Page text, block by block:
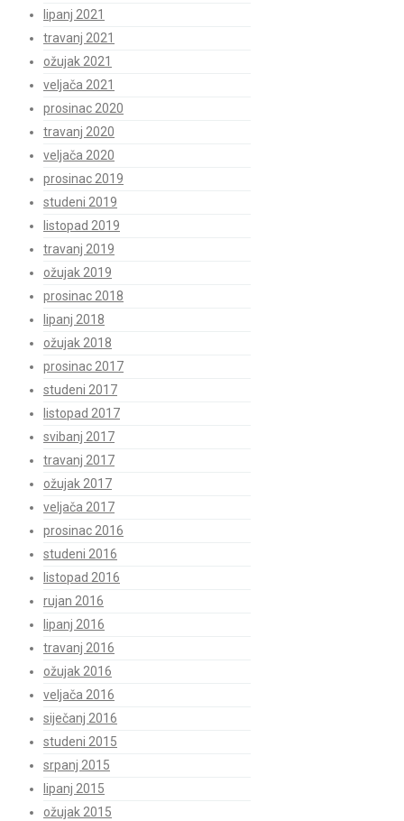
lipanj 2021
travanj 2021
ožujak 2021
veljača 2021
prosinac 2020
travanj 2020
veljača 2020
prosinac 2019
studeni 2019
listopad 2019
travanj 2019
ožujak 2019
prosinac 2018
lipanj 2018
ožujak 2018
prosinac 2017
studeni 2017
listopad 2017
svibanj 2017
travanj 2017
ožujak 2017
veljača 2017
prosinac 2016
studeni 2016
listopad 2016
rujan 2016
lipanj 2016
travanj 2016
ožujak 2016
veljača 2016
siječanj 2016
studeni 2015
srpanj 2015
lipanj 2015
ožujak 2015